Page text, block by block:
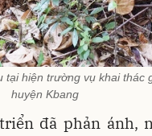
hiện trường vụ khai thác
huyện Kbang
đã phản ánh,